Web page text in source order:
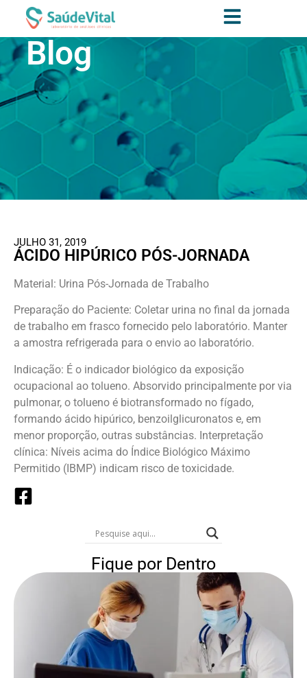
Blog
JULHO 31, 2019
ÁCIDO HIPÚRICO PÓS-JORNADA
Material: Urina Pós-Jornada de Trabalho
Preparação do Paciente: Coletar urina no final da jornada
de trabalho em frasco fornecido pelo laboratório. Manter
a amostra refrigerada para o envio ao laboratório.
Indicação: É o indicador biológico da exposição
ocupacional ao tolueno. Absorvido principalmente por via
pulmonar, o tolueno é biotransformado no fígado,
formando ácido hipúrico, benzoilglicuronatos e, em
menor proporção, outras substâncias. Interpretação
clínica: Níveis acima do Índice Biológico Máximo
Permitido (IBMP) indicam risco de toxicidade.
Fique por Dentro